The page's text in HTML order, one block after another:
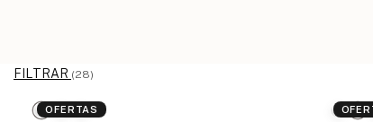
FILTRAR (28)
OFERTAS